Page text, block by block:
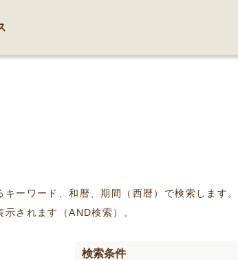
ーワード、和暦、期間（西暦）で検索しま
されます（AND検索）。
検索条件